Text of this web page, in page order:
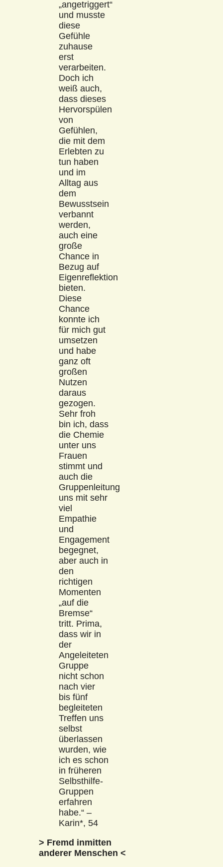
„angetriggert“
und musste
diese
Gefühle
zuhause
erst
verarbeiten.
Doch ich
weiß auch,
dass dieses
Hervorspülen
von
Gefühlen,
die mit dem
Erlebten zu
tun haben
und im
Alltag aus
dem
Bewusstsein
verbannt
werden,
auch eine
große
Chance in
Bezug auf
Eigenreflektion
bieten.
Diese
Chance
konnte ich
für mich gut
umsetzen
und habe
ganz oft
großen
Nutzen
daraus
gezogen.
Sehr froh
bin ich, dass
die Chemie
unter uns
Frauen
stimmt und
auch die
Gruppenleitung
uns mit sehr
viel
Empathie
und
Engagement
begegnet,
aber auch in
den
richtigen
Momenten
„auf die
Bremse“
tritt. Prima,
dass wir in
der
Angeleiteten
Gruppe
nicht schon
nach vier
bis fünf
begleiteten
Treffen uns
selbst
überlassen
wurden, wie
ich es schon
in früheren
Selbsthilfe-
Gruppen
erfahren
habe.“ –
Karin*, 54
> Fremd inmitten
anderer Menschen <